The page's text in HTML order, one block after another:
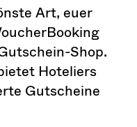
Art, euer
Shop.
Hoteliers
Gutscheine